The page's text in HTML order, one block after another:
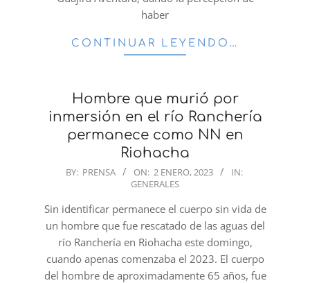
haber
CONTINUAR LEYENDO…
Hombre que murió por
inmersión en el río Ranchería
permanece como NN en
Riohacha
2023-
02
BY: PRENSA ON: 2 ENERO, 2023
IN:
GENERALES
Sin identificar permanece el cuerpo sin vida de
un hombre que fue rescatado de las aguas del
río Ranchería en Riohacha este domingo,
cuando apenas comenzaba el 2023. El cuerpo
del hombre de aproximadamente 65 años, fue